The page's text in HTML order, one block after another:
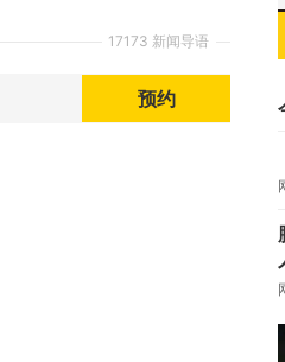
17173 新闻导语
预约